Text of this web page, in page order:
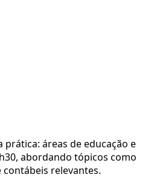
prática: áreas de educação e
abordando tópicos como
contábeis relevantes.